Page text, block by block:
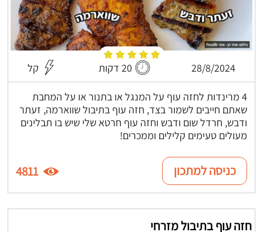
28/8/2024 20 דקות קל
4 מרינדות לחזה עוף על המנגל או בתנור או על המחבת
שאתם חייבים לשמור בצד, חזה עוף בתיבול שווארמה, זעתר
ודבש, חרדל שום ודבש וחזה עוף חרטא שלי שיש בו תבלינים
מעולים טעימים קלילים וממכרים!
כניסה למתכון 4811
חזה עוף בתיבול מזרחי